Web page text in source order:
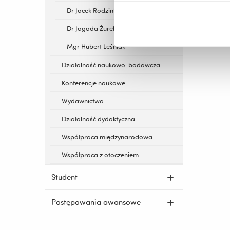
Dr Jacek Rodzinka
Dr Jagoda Żurek
Mgr Hubert Leśniak
Działalność naukowo-badawcza
Konferencje naukowe
Wydawnictwa
Działalność dydaktyczna
Współpraca międzynarodowa
Współpraca z otoczeniem
Student
Postępowania awansowe